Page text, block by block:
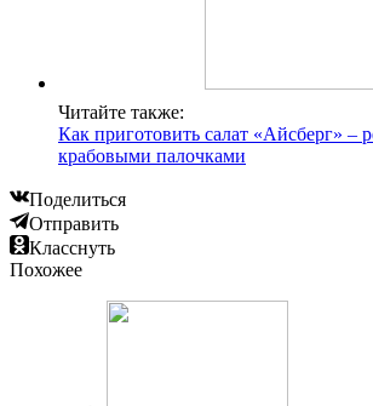
Читайте также:
Как приготовить салат «Айсберг» –
крабовыми палочками
Поделиться
Отправить
Класснуть
Похожее